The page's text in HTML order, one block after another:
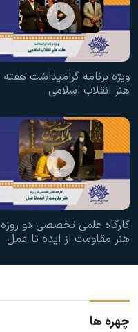
ویژه برنامه گرامیداشت هفته
هنر انقلاب اسلامی
کارگاه علمی تخصصی دو روزه
هنر مقاومت از ایده تا عمل
چهره ها